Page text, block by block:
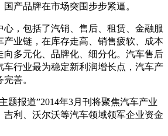
产品牌在市场突围步步紧逼。
心，包括了汽销、售后、租赁、金融服
产业链，在库存走高、销售疲软、成本
向多元化、品牌化、细分化。汽车售后
车行业最为稳定新利润增长点，汽车产
善。
题报道”2014年3月刊将聚焦汽车产业
吉利、沃尔沃等汽车领域领军企业资金